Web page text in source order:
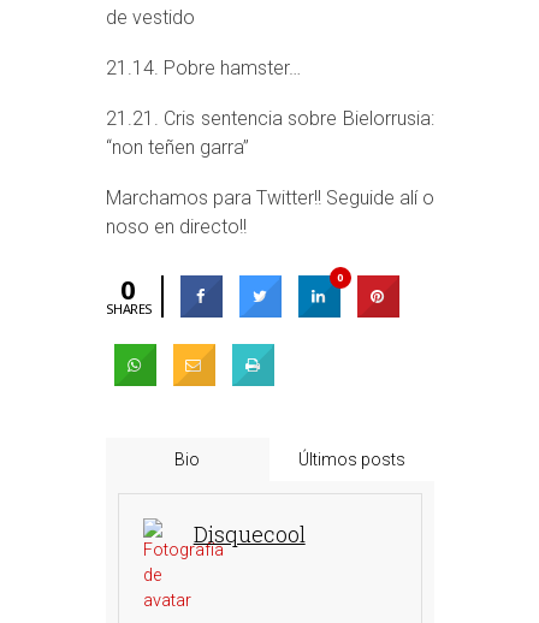
de vestido
21.14. Pobre hamster…
21.21. Cris sentencia sobre Bielorrusia:
“non teñen garra”
Marchamos para Twitter!! Seguide alí o
noso en directo!!
0
SHARES
0
Bio Últimos posts
Disquecool